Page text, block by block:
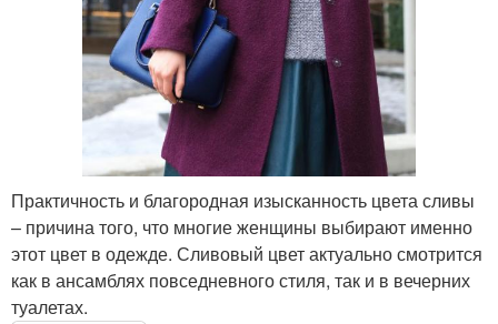
Практичность и благородная изысканность цвета сливы
– причина того, что многие женщины выбирают именно
этот цвет в одежде. Сливовый цвет актуально смотрится
как в ансамблях повседневного стиля, так и в вечерних
туалетах.